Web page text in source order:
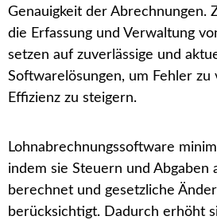
Genauigkeit der Abrechnungen.
die Erfassung und Verwaltung
setzen auf zuverlässige und
Softwarelösungen, um Fehler zu
Effizienz zu steigern.
Lohnabrechnungssoftware
indem sie Steuern und Abgaben
berechnet und gesetzliche
berücksichtigt. Dadurch erhöht